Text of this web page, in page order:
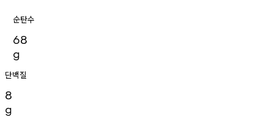
순탄수
68
g
단백질
8
g